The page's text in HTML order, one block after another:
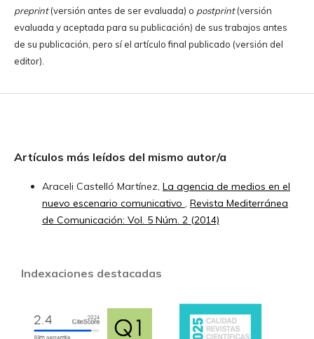
preprint(versión antes de ser evaluada) o postprint(versión
evaluada y aceptada para su publicación) de sus trabajos antes
de su publicación, pero sí el artículo final publicado (versión del
editor).
Artículos más leídos del mismo autor/a
Araceli Castelló Martínez, La agencia de medios en el
nuevo escenario comunicativo
Revista Mediterránea
de Comunicación: Vol. 5 Núm. 2 (2014)
Indexaciones destacadas